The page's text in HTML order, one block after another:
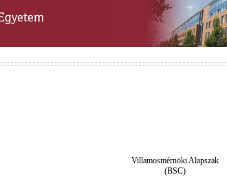
Villamosmérnöki Alapszak
(BSC)